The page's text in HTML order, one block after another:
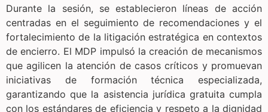
Durante la sesión, se establecieron líneas de acción
centradas en el seguimiento de recomendaciones y el
fortalecimiento de la litigación estratégica en contextos
de encierro. El MDP impulsó la creación de mecanismos
que agilicen la atención de casos críticos y promuevan
iniciativas de formación técnica especializada,
garantizando que la asistencia jurídica gratuita cumpla
con los estándares de eficiencia y respeto a la dignidad